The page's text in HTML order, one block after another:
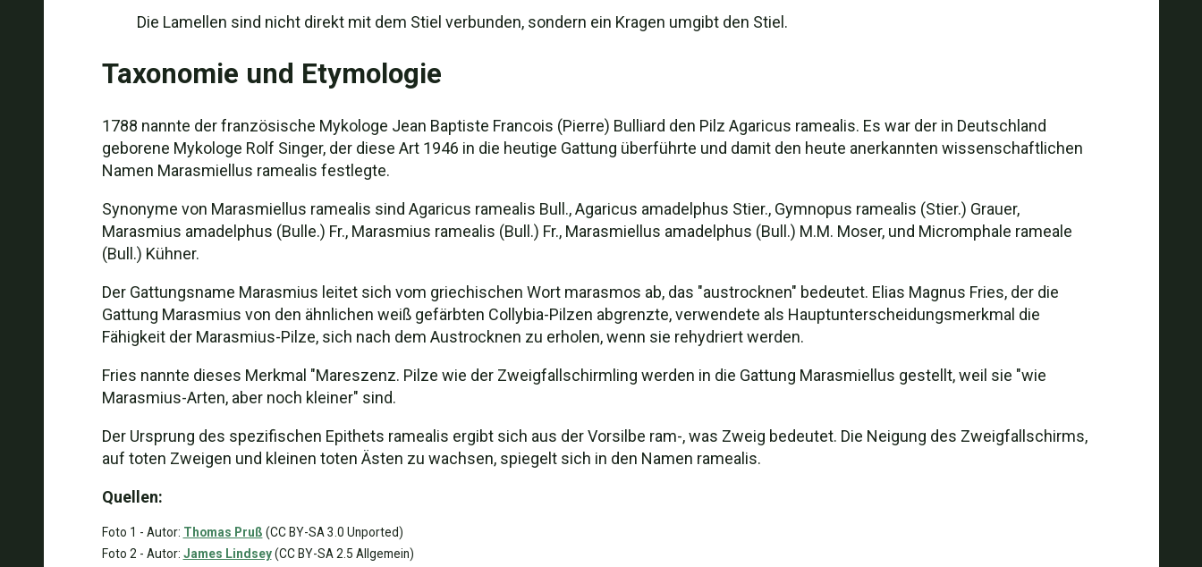
Die Lamellen sind nicht direkt mit dem Stiel verbunden, sondern ein Kragen umgibt den Stiel.
Taxonomie und Etymologie
1788 nannte der französische Mykologe Jean Baptiste Francois (Pierre) Bulliard den Pilz Agaricus ramealis. Es war der in Deutschland
geborene Mykologe Rolf Singer, der diese Art 1946 in die heutige Gattung überführte und damit den heute anerkannten wissenschaftlichen
Namen Marasmiellus ramealis festlegte.
Synonyme von Marasmiellus ramealis sind Agaricus ramealis Bull., Agaricus amadelphus Stier., Gymnopus ramealis (Stier.) Grauer,
Marasmius amadelphus (Bulle.) Fr., Marasmius ramealis (Bull.) Fr., Marasmiellus amadelphus (Bull.) M.M. Moser, und Micromphale rameale
(Bull.) Kühner.
Der Gattungsname Marasmius leitet sich vom griechischen Wort marasmos ab, das "austrocknen" bedeutet. Elias Magnus Fries, der die
Gattung Marasmius von den ähnlichen weiß gefärbten Collybia-Pilzen abgrenzte, verwendete als Hauptunterscheidungsmerkmal die
Fähigkeit der Marasmius-Pilze, sich nach dem Austrocknen zu erholen, wenn sie rehydriert werden.
Fries nannte dieses Merkmal "Mareszenz. Pilze wie der Zweigfallschirmling werden in die Gattung Marasmiellus gestellt, weil sie "wie
Marasmius-Arten, aber noch kleiner" sind.
Der Ursprung des spezifischen Epithets ramealis ergibt sich aus der Vorsilbe ram-, was Zweig bedeutet. Die Neigung des Zweigfallschirms,
auf toten Zweigen und kleinen toten Ästen zu wachsen, spiegelt sich in den Namen ramealis.
Quellen:
Foto 1 - Autor: Thomas Pruß (CC BY-SA 3.0 Unported)
Foto 2 - Autor: James Lindsey(CC BY-SA 2.5 Allgemein)